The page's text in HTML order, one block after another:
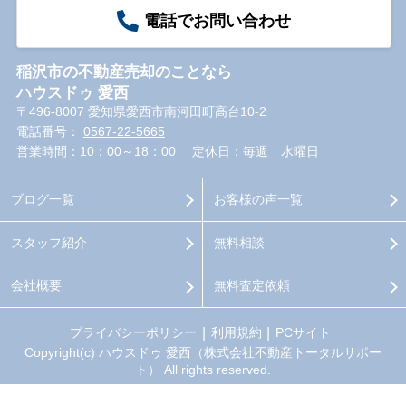
電話でお問い合わせ
稲沢市の不動産売却のことなら
ハウスドゥ 愛西
〒496-8007 愛知県愛西市南河田町高台10-2
電話番号： 0567-22-5665
営業時間：10：00～18：00
定休日：毎週 水曜日
ブログ一覧
スタッフ紹介
会社概要
お客様の声一覧
無料相談
無料査定依頼
プライバシーポリシー 利用規約
PCサイト
Copyright(c) ハウスドゥ 愛西（株式会社不動産トータルサポー
ト） All rights reserved.